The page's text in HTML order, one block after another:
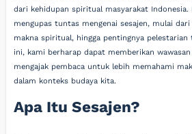
dari kehidupan spiritual masyarakat
mengupas tuntas mengenai sesajen, mulai
makna spiritual, hingga pentingnya
ini, kami berharap dapat memberikan
mengajak pembaca untuk lebih memahami
dalam konteks budaya kita.
Apa Itu Sesajen?